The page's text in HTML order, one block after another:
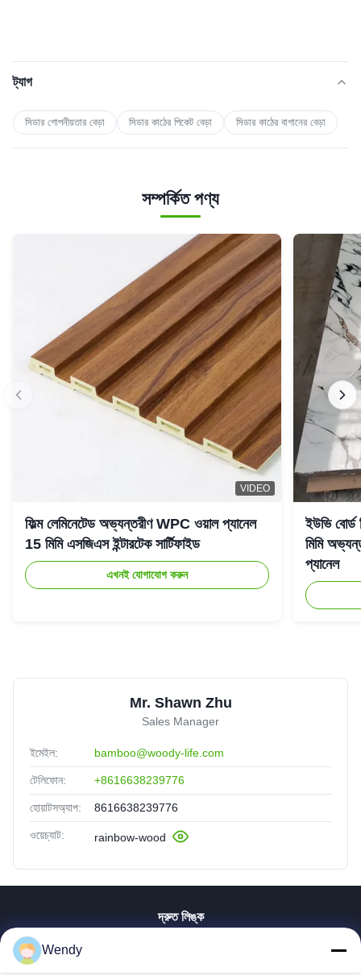
ট্যাগ
সিডার গোপনীয়তার বেড়া সিডার কাঠের পিকেট বেড়া সিডার কাঠের বাগানের বেড়া
সম্পর্কিত পণ্য
VIDEO
ফিল্ম লেমিনেটেড অভ্যন্তরীণ WPC ওয়াল প্যানেল
15 মিমি এসজিএস ইন্টারটেক সার্টিফাইড
এখনই যোগাযোগ করুন
ইউভি
মিমি
প্যানেল
Mr. Shawn Zhu
Sales Manager
ইমেইল: bamboo@woody-life.com
টেলিফোন: +8616638239776
হোয়াটসঅ্যাপ: 8616638239776
ওয়েচ্যাট: rainbow-wood
দ্রুত লিঙ্ক
Wendy